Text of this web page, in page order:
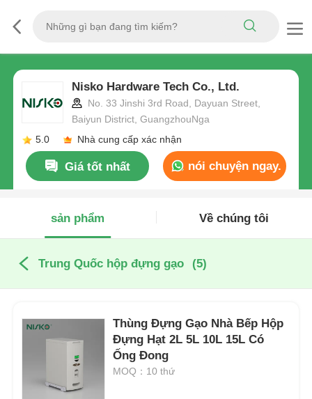
Nisko Hardware Tech Co., Ltd.
No. 33 Jinshi 3rd Road, Dayuan Street,
Baiyun District, GuangzhouNga
5.0
Nhà cung cấp xác nhận
Giá tốt nhất nói chuyện ngay.
sản phẩm Về chúng tôi
Trung Quốc hộp đựng gạo (5)
Thùng Đựng Gạo Nhà Bếp Hộp
Đựng Hạt 2L 5L 10L 15L Có
Ống Đong
MOQ：10 thứ